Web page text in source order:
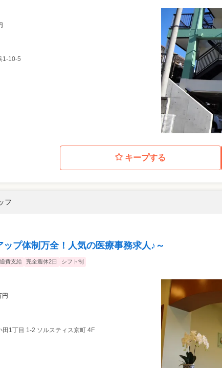
1-10-5
キープする
フ
プ体制万全！人気の医療事務求人♪～
費支給 完全週休2日 シフト制
円
田1丁目 1-2 ソルスティス京町 4F